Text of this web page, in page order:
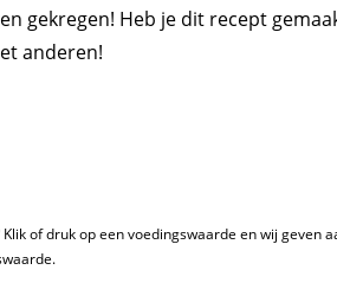
gekregen! Heb je dit recept
anderen!
of druk op een voedingswaarde en wij geven